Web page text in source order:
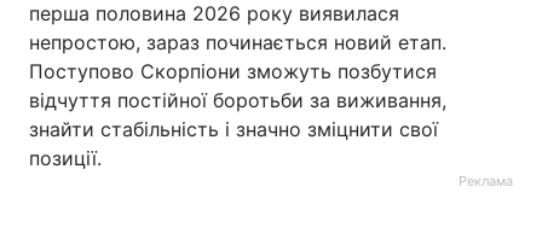
перша половина 2026 року виявилася
непростою, зараз починається новий етап.
Поступово Скорпіони зможуть позбутися
відчуття постійної боротьби за виживання,
знайти стабільність і значно зміцнити свої
позиції.
Реклама